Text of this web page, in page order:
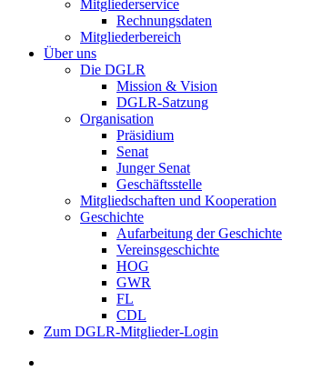
Mitgliederservice
Rechnungsdaten
Mitgliederbereich
Über uns
Die DGLR
Mission & Vision
DGLR-Satzung
Organisation
Präsidium
Senat
Junger Senat
Geschäftsstelle
Mitgliedschaften und Kooperation
Geschichte
Aufarbeitung der Geschichte
Vereinsgeschichte
HOG
GWR
FL
CDL
Zum DGLR-Mitglieder-Login